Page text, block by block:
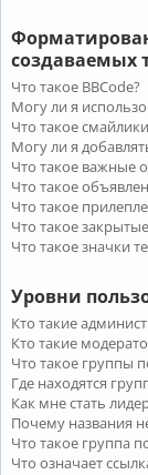
создаваемых
Что такое BBCode?
Могу ли я
Что такое
Могу ли я
Что такое важные
Что такое
Что такое
Что такое
Что такое значки
Уровни
Кто такие
Кто такие
Что такое группы
Где находятся
Как мне стать
Почему названия
Что такое группа
Что означает